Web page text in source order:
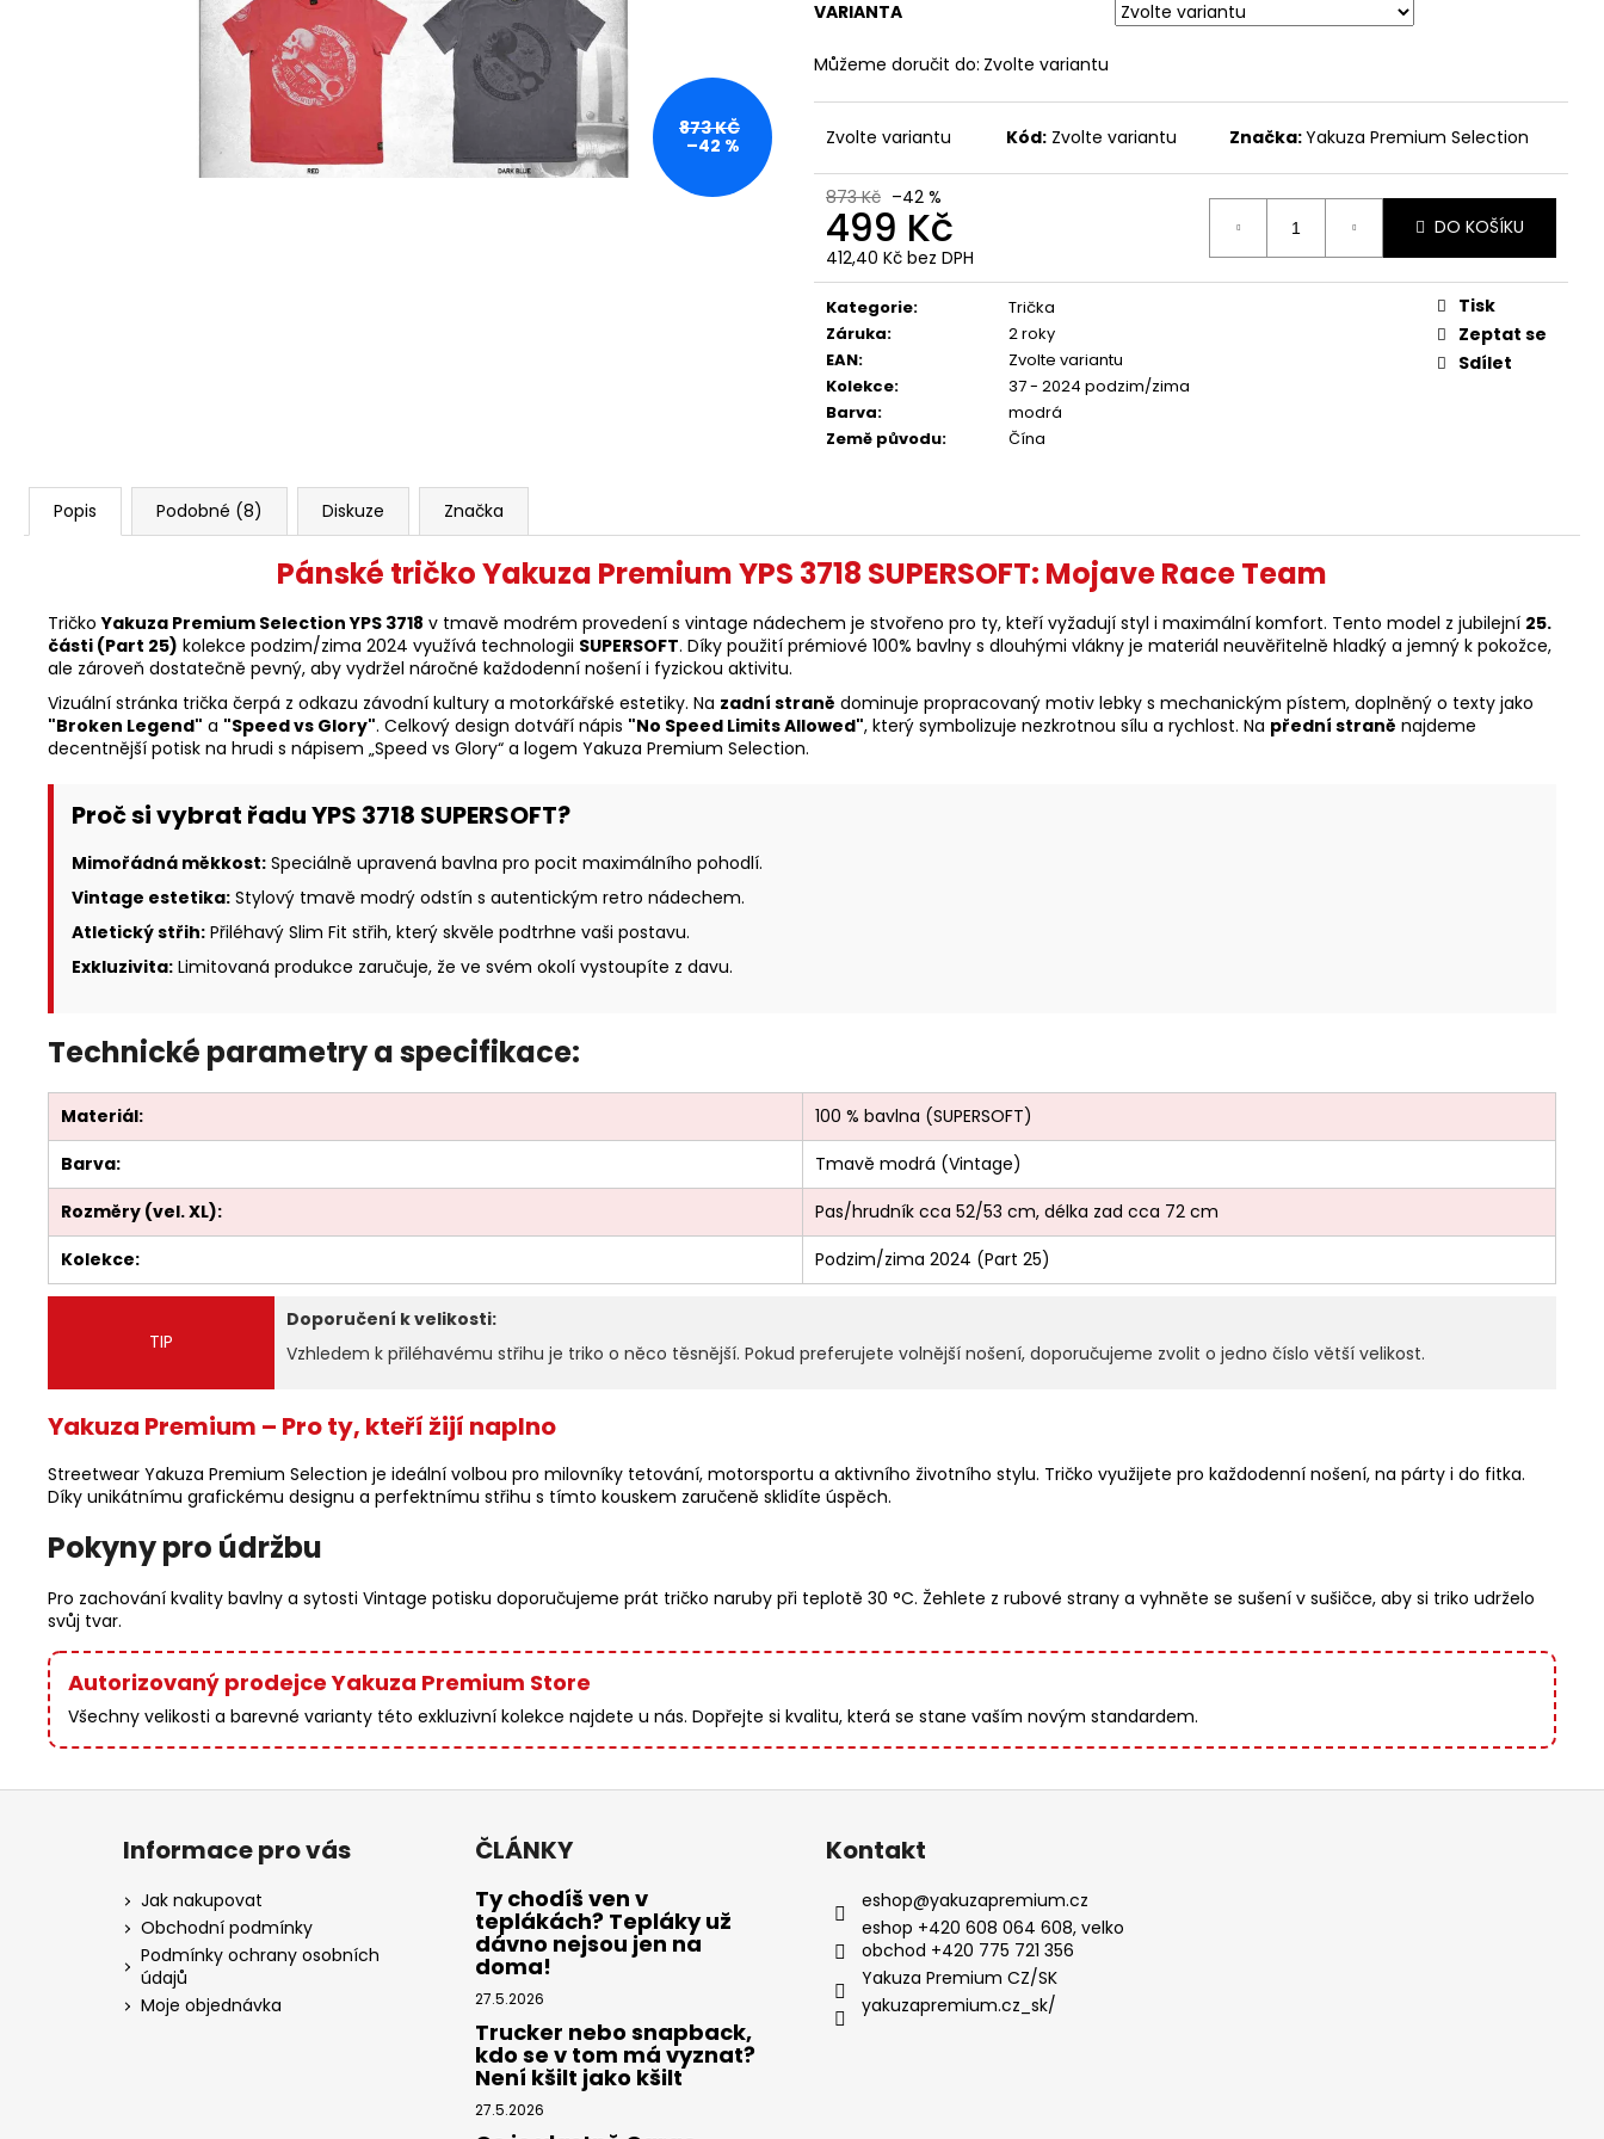
VARIANTA
Můžeme doručit do: Zvolte variantu
Zvolte variantu Kód: Zvolte variantu Značka:Yakuza Premium Selection
873 Kč –42 %
499 Kč
412,40 Kč bez DPH
Měrná
cena:
DO KOŠÍKU
Kategorie:
Trička
Záruka:
2 roky
EAN:
Zvolte variantu
Kolekce:
37 - 2024 podzim/zima
Barva:
modrá
Země původu: Čína
Tisk
Zeptat se
Sdílet
873 KČ
–42 %
Popis Podobné (8) Diskuze Značka
Pánské tričko Yakuza Premium YPS 3718 SUPERSOFT: Mojave Race Team
TričkoYakuza Premium Selection YPS 3718 v tmavě modrém provedení s vintage nádechem je stvořeno pro ty, kteří vyžadují styl i maximální komfort. Tento model z jubilejní 25.
části (Part 25) kolekce podzim/zima 2024 využívá technologii SUPERSOFT. Díky použití prémiové 100% bavlny s dlouhými vlákny je materiál neuvěřitelně hladký a jemný k pokožce,
ale zároveň dostatečně pevný, aby vydržel náročné každodenní nošení i fyzickou aktivitu.
Vizuální stránka trička čerpá z odkazu závodní kultury a motorkářské estetiky. Na zadní straně dominuje propracovaný motiv lebky s mechanickým pístem, doplněný o texty jako
"Broken Legend" a "Speed vs Glory". Celkový design dotváří nápis "No Speed Limits Allowed", který symbolizuje nezkrotnou sílu a rychlost. Na přední straně najdeme
decentnější potisk na hrudi s nápisem „Speed vs Glory“ a logem Yakuza Premium Selection.
Proč si vybrat řadu YPS 3718 SUPERSOFT?
Mimořádná měkkost: Speciálně upravená bavlna pro pocit maximálního pohodlí.
Vintage estetika: Stylový tmavě modrý odstín s autentickým retro nádechem.
Atletický střih: Přiléhavý Slim Fit střih, který skvěle podtrhne vaši postavu.
Exkluzivita: Limitovaná produkce zaručuje, že ve svém okolí vystoupíte z davu.
Technické parametry a specifikace:
Materiál:
100 % bavlna (SUPERSOFT)
Barva:
Tmavě modrá (Vintage)
Rozměry (vel. XL):
Pas/hrudník cca 52/53 cm, délka zad cca 72 cm
Kolekce:
Podzim/zima 2024 (Part 25)
TIP
Doporučení k velikosti:
Vzhledem k přiléhavému střihu je triko o něco těsnější. Pokud preferujete volnější nošení, doporučujeme zvolit o jedno číslo větší velikost.
Yakuza Premium – Pro ty, kteří žijí naplno
Streetwear Yakuza Premium Selection je ideální volbou pro milovníky tetování, motorsportu a aktivního životního stylu. Tričko využijete pro každodenní nošení, na párty i do fitka.
Díky unikátnímu grafickému designu a perfektnímu střihu s tímto kouskem zaručeně sklidíte úspěch.
Pokyny pro údržbu
Pro zachování kvality bavlny a sytosti Vintage potisku doporučujeme prát tričko naruby při teplotě 30 °C. Žehlete z rubové strany a vyhněte se sušení v sušičce, aby si triko udrželo
svůj tvar.
Autorizovaný prodejce Yakuza Premium Store
Všechny velikosti a barevné varianty této exkluzivní kolekce najdete u nás. Dopřejte si kvalitu, která se stane vaším novým standardem.
2 449 Kč
CAMO
749 Kč
Informace pro vás
Jak nakupovat
Obchodní podmínky
Podmínky ochrany osobních
údajů
Moje objednávka
ČLÁNKY
Ty chodíš ven v
teplákách? Tepláky už
dávno nejsou jen na
doma!
27.5.2026
Trucker nebo snapback,
kdo se v tom má vyznat?
Není kšilt jako kšilt
27.5.2026
Kontakt
eshop@yakuzapremium.cz
eshop +420 608 064 608, velko
obchod +420 775 721 356
Yakuza Premium CZ/SK
yakuzapremium.cz_sk/